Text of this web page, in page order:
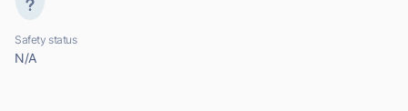
Safety status
N/A